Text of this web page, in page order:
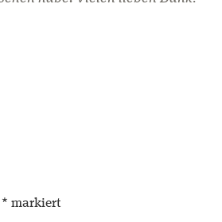
* markiert